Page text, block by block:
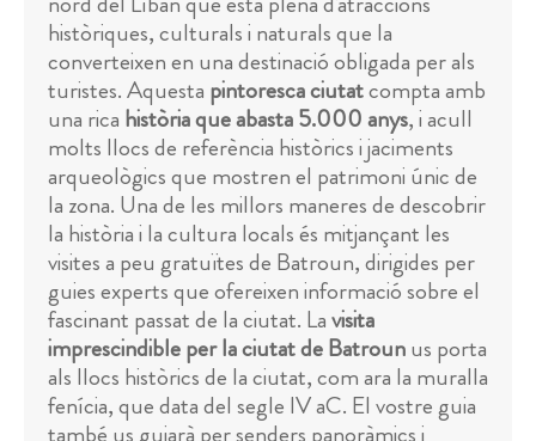
històriques, culturals i naturals que la
converteixen en una destinació obligada per als
turistes. Aquesta pintoresca ciutatcompta amb
una rica història que abasta 5.000 anys, i acull
molts llocs de referència històrics i jaciments
arqueològics que mostren el patrimoni únic de
la zona. Una de les millors maneres de descobrir
la història i la cultura locals és mitjançant les
visites a peu gratuïtes de Batroun, dirigides per
guies experts que ofereixen informació sobre el
fascinant passat de la ciutat. Lavisita
imprescindible per la ciutat de Batrounus porta
als llocs històrics de la ciutat, com ara la muralla
fenícia, que data del segle IV aC. El vostre guia